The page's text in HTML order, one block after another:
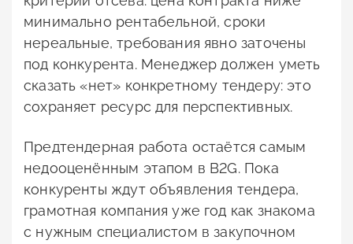
минимально рентабельной, сроки
нереальные, требования явно заточены
под конкурента. Менеджер должен уметь
сказать «нет» конкретному тендеру: это
сохраняет ресурс для перспективных.
Предтендерная работа остаётся самым
недооценённым этапом в B2G. Пока
конкуренты ждут объявления тендера,
грамотная компания уже год как знакома
с нужным специалистом в закупочном